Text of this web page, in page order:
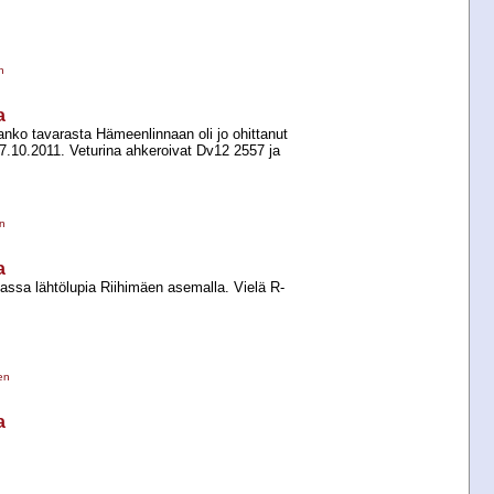
tavarasta Hämeenlinnaan oli jo ohittanut
Veturina ahkeroivat Dv12 2557 ja
lähtölupia Riihimäen asemalla. Vielä R-​